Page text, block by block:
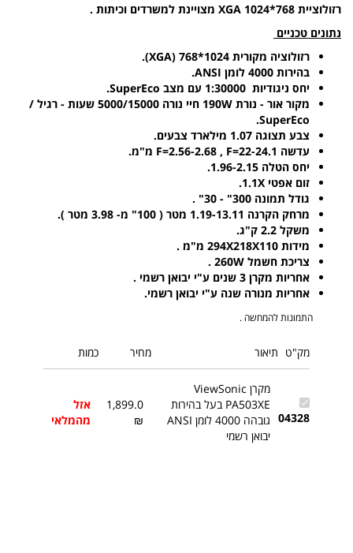
רזולוציית XGA 1024*768 מצויינת למשרדים וכיתות .
נתונים טכניים
רזולוציה מקורית 1024*768 (XGA).
בהירות 4000 לומן ANSI.
יחס ניגודיות 1:30000 עם מצב SuperEco.
מקור אור - נורת 190W חיי נורה 5000/15000 שעות - רגיל /
SuperEco.
צבע תצוגה 1.07 מילארד צבעים.
עדשה F=2.56-2.68 , F=22-24.1 מ"מ.
יחס הטלה 1.96-2.15.
זום אפטי 1.1X.
גודל תמונה 300" - 30" .
מרחק הקרנה 1.19-13.11 מטר ( 100" מ- 3.98 מטר ).
משקל 2.2 ק"ג.
מידות 294X218X110 מ"מ .
צריכת חשמל 260W .
אחריות מקרן 3 שנים ע"י יבואן רשמי .
אחריות מנורה שנה ע"י יבואן רשמי.
התמונות להמחשה .
מק"ט תיאור מחיר כמות
04328
מקרן ViewSonic
PA503XE בעל בהירות
גובהה 4000 לומן ANSI
יבואן רשמי
1,899.0
₪
אזל
מהמלאי